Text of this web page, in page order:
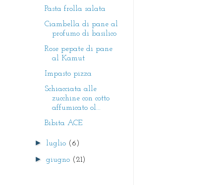
Pasta frolla salata
Ciambella di pane al
profumo di basilico
Rose pepate di pane
al Kamut
Impasto pizza
Schiacciata alle
zucchine con cotto
affumicato ol...
Bibita ACE
► luglio (6)
►giugno (21)